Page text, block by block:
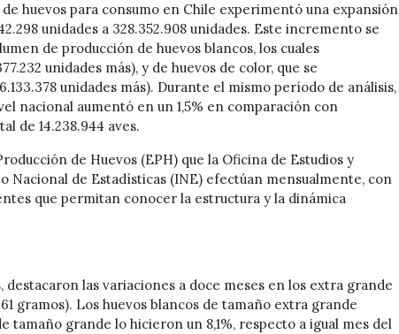
huevos para consumo en Chile experimentó una expansión
unidades a 328.352.908 unidades. Este incremento se
de producción de huevos blancos, los cuales
unidades más), y de huevos de color, que se
unidades más). Durante el mismo período de análisis,
nacional aumentó en un 1,5% en comparación con
de 14.238.944 aves.
de Huevos (EPH) que la Oficina de Estudios y
Nacional de Estadísticas (INE) efectúan mensualmente, con
que permitan conocer la estructura y la dinámica
destacaron las variaciones a doce meses en los extra grande
gramos). Los huevos blancos de tamaño extra grande
tamaño grande lo hicieron un 8,1%, respecto a igual mes del